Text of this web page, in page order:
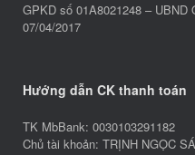
GPKD số 01A8021248 –
07/04/2017
Hướng dẫn CK thanh toán
TK MbBank: 0030103291182
Chủ tài khoản: TRỊNH NGỌC